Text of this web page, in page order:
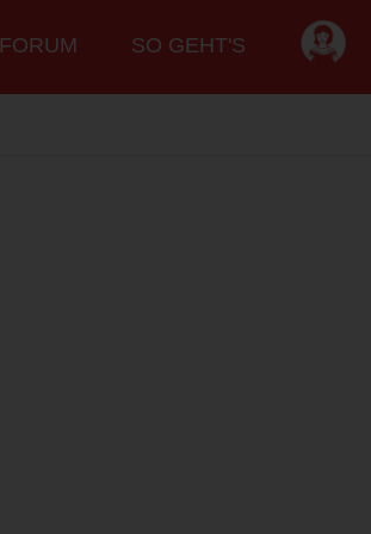
FORUM SO GEHT'S